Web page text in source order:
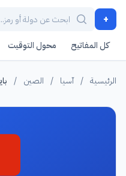
+
كل المفاتيح محول التوقيت
الرئيسية / آسيا / الصين /